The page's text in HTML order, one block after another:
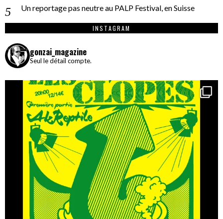
Un reportage pas neutre au PALP Festival, en Suisse
INSTAGRAM
gonzai_magazine
Seul le détail compte.